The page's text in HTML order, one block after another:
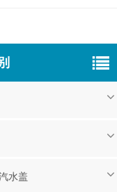
水盖